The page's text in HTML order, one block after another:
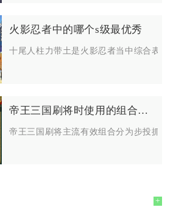
火影忍者中的哪个s级最优秀
十尾人柱力带土是火影忍者当中综合表
帝王三国刷将时使用的组合有哪些
帝王三国刷将主流有效组合分为步投抓
+